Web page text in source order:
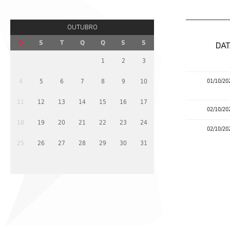
OUTUBRO
D S T Q Q S S
1 2 3
4 5 6 7 8 9 10
11 12 13 14 15 16 17
18 19 20 21 22 23 24
25 26 27 28 29 30 31
01/10/
02/10/
02/10/